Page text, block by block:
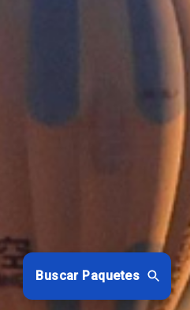
Buscar Paquetes